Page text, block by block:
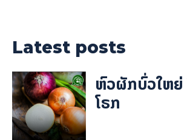
Latest posts
ຫົວຜັກບົ່ວໃຫຍ່
ໂຣກ